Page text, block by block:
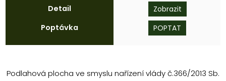
Detail
Poptávka
Zobrazit
POPTAT
Podlahová plocha ve smyslu nařízení vlády č.366/2013 Sb.